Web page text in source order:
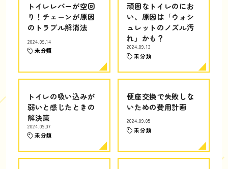
トイレレバーが空回
り！チェーンが原因
のトラブル解消法
2024.09.14
未分類
頑固なトイレのにお
い、原因は「ウォシ
ュレットのノズル汚
れ」かも？
2024.09.13
未分類
トイレの吸い込みが
弱いと感じたときの
解決策
2024.09.07
未分類
便座交換で失敗しな
いための費用計画
2024.09.05
未分類